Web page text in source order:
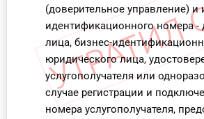
(доверительное управление) и
идентификационного номера -
лица, бизнес-
юридического лица,
услугополучателя или
случае регистрации и
номера услугополучателя,